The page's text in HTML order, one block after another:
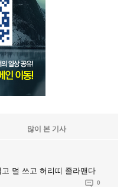
많이 본 기사
덜 쓰고 허리띠 졸라맨다
0